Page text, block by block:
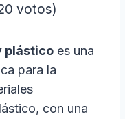
votos)
plástico es una
para la
con una